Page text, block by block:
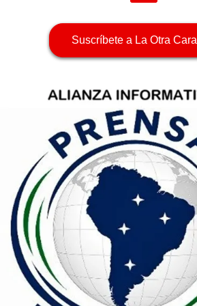
Suscríbete a La Otra Cara